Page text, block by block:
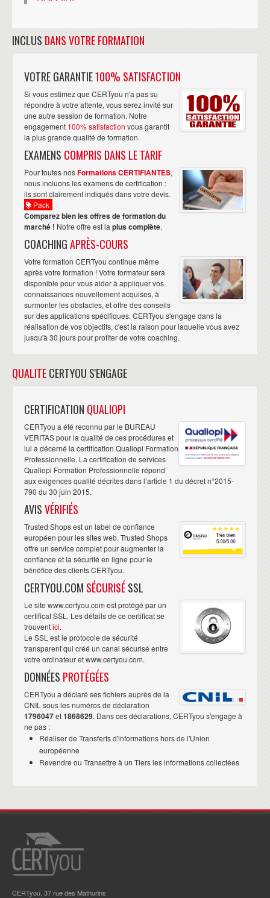
INCLUS DANS VOTRE FORMATION
VOTRE GARANTIE100% SATISFACTION
Si vous estimez que CERTyou n'a pas su
répondre à votre attente, vous serez invité sur
une autre session de formation. Notre
engagement 100% satisfaction vous garantit
la plus grande qualité de formation.
EXAMENS COMPRIS DANS LE TARIF
Pour toutes nosFormations CERTIFIANTES,
nous incluons les examens de certification :
ils sont clairement indiqués dans votre devis.
Pack
Comparez bien les offres de formation du
marché ! Notre offre est la plus complète.
COACHINGAPRÈS-COURS
Votre formation CERTyou continue même
après votre formation ! Votre formateur sera
disponible pour vous aider à appliquer vos
connaissances nouvellement acquises, à
surmonter les obstacles, et offre des conseils
sur des applications spécifiques. CERTyou s'engage dans la
réalisation de vos objectifs, c'est la raison pour laquelle vous avez
jusqu'à 30 jours pour profiter de votre coaching.
QUALITECERTYOU S'ENGAGE
CERTIFICATION QUALIOPI
CERTyou a été reconnu par le BUREAU
VERITAS pour la qualité de ces procédures et
lui a décerné la certification Qualiopi Formation
Professionnelle. La certification de services
Qualiopi Formation Professionnelle répond
aux exigences qualité décrites dans l’article 1 du décret n°2015-
790 du 30 juin 2015.
AVISVÉRIFIÉS
Trusted Shops est un label de confiance
européen pour les sites web. Trusted Shops
offre un service complet pour augmenter la
confiance et la sécurité en ligne pour le
bénéfice des clients CERTyou.
CERTYOU.COM SÉCURISÉSSL
Le site www.certyou.com est protégé par un
certificat SSL. Les détails de ce certificat se
trouventici.
Le SSL est le protocole de sécurité
transparent qui créé un canal sécurisé entre
votre ordinateur et www.certyou.com.
DONNÉES PROTÉGÉES
CERTyou a déclaré ses fichiers auprès de la
CNIL sous les numéros de déclaration
1796047et1868629. Dans ces déclarations, CERTyou s'engage à
ne pas :
Réaliser de Transferts d'informations hors de l'Union
européenne
Revendre ou Transettre à un Tiers les informations collectées
CERTyou, 37 rue des Mathurins